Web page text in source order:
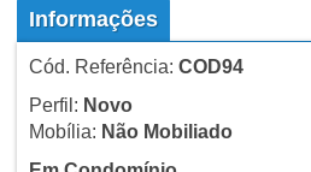
Informações
Cód. Referência: COD94
Perfil: Novo
Mobília: Não Mobiliado